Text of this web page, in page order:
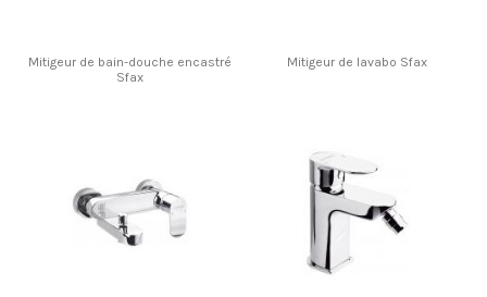
Mitigeur de bain-douche encastré
Sfax
Mitigeur de lavabo Sfax